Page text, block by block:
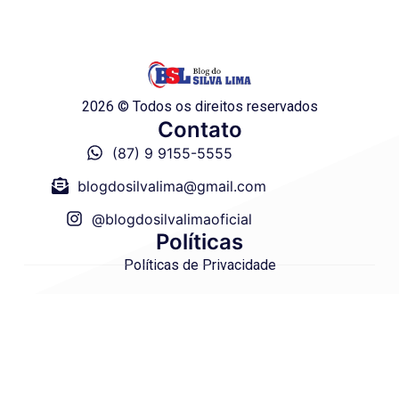
2026 © Todos os direitos reservados
Contato
(87) 9 9155-5555
blogdosilvalima@gmail.com
@blogdosilvalimaoficial
Políticas
Políticas de Privacidade